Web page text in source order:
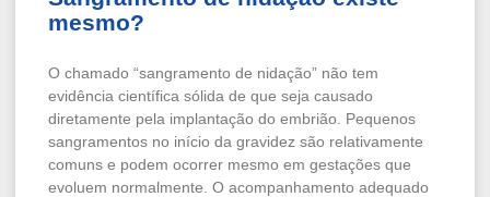
mesmo?
O chamado “sangramento de nidação” não tem
evidência científica sólida de que seja causado
diretamente pela implantação do embrião. Pequenos
sangramentos no início da gravidez são relativamente
comuns e podem ocorrer mesmo em gestações que
evoluem normalmente. O acompanhamento adequado